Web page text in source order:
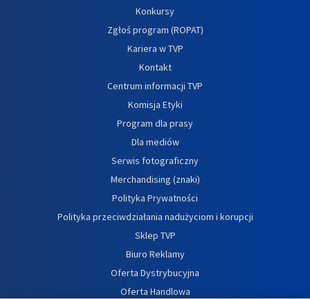
Konkursy
Zgłoś program (ROPAT)
Kariera w TVP
Kontakt
Centrum informacji TVP
Komisja Etyki
Program dla prasy
Dla mediów
Serwis fotograficzny
Merchandising (znaki)
Polityka Prywatności
Polityka przeciwdziałania nadużyciom i korupcji
Sklep TVP
Biuro Reklamy
Oferta Dystrybucyjna
Oferta Handlowa